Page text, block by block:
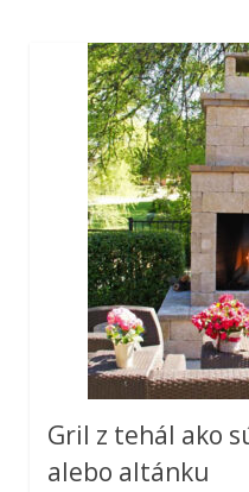
Gril z tehál ako
alebo altánku